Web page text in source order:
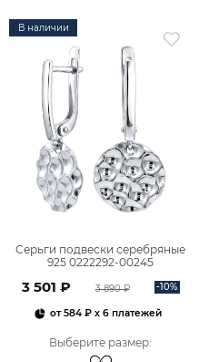
В наличии
Серьги подвески серебряные
925 0222292-00245
3 501 ₽ 3 890 ₽ -10%
от584 ₽ x 6 платежей
Выберите размер: